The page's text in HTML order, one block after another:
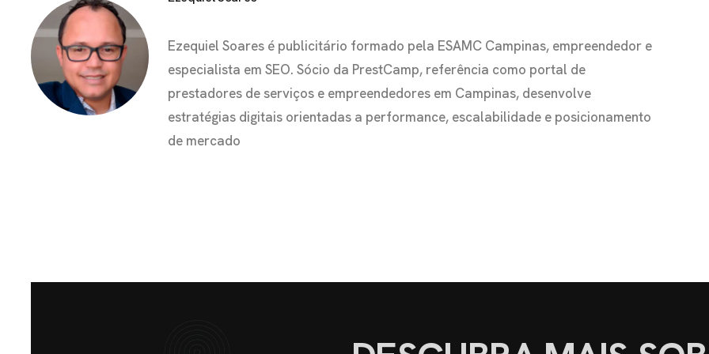
Ezequiel Soares é publicitário formado pela ESAMC Campinas, empreendedor e
especialista em SEO. Sócio da PrestCamp, referência como portal de
prestadores de serviços e empreendedores em Campinas, desenvolve
estratégias digitais orientadas a performance, escalabilidade e posicionamento
de mercado